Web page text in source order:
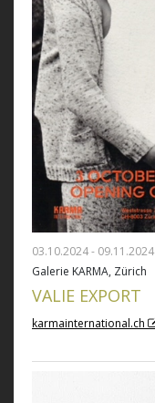
03.10.2024 - 09.11.2024
Galerie KARMA, Zürich
VALIE EXPORT
karmainternational.ch